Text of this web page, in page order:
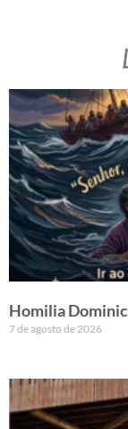
Homilia
7 de agosto de 2026